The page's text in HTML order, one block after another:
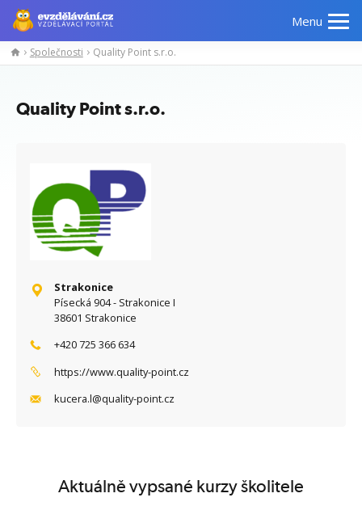
Menu
Manažerské
Společnosti Quality Point s.r.o.
Quality Point s.r.o.
Strakonice
Písecká 904 - Strakonice I
38601 Strakonice
+420 725 366 634
https://www.quality-point.cz
kucera.l@quality-point.cz
Aktuálně vypsané kurzy školitele